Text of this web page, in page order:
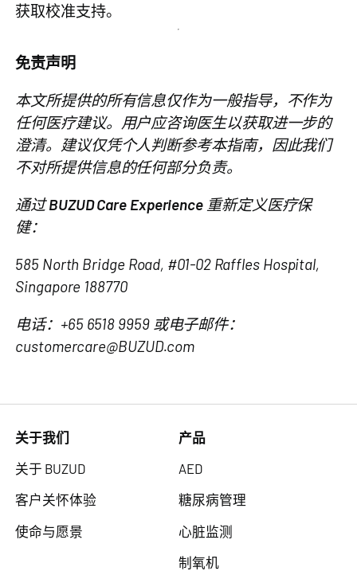
获取校准支持。
免责声明
本文所提供的所有信息仅作为一般指导，不作为
任何医疗建议。用户应咨询医生以获取进一步的
澄清。建议仅凭个人判断参考本指南，因此我们
不对所提供信息的任何部分负责。
通过BUZUD Care Experience 重新定义医疗保
健：
585 North Bridge Road, #01-02 Raffles Hospital,
Singapore 188770
电话：+65 6518 9959 或电子邮件：
customercare@BUZUD.com
关于我们
关于 BUZUD
客户关怀体验
使命与愿景
产品
AED
糖尿病管理
心脏监测
制氧机